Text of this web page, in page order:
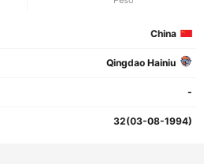
China
Qingdao Hainiu
-
32(03-08-1994)